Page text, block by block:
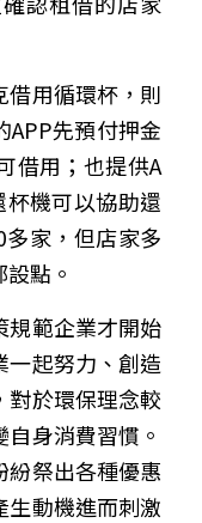
借用循環杯，則
APP先預付押金
借用；也提供A
機可以協助還
多家，但店家多
點。
規範企業才開始
一起努力、創造
對於環保理念較
身消費習慣。
紛祭出各種優惠
生動機進而刺激